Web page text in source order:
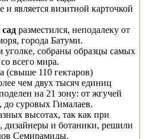
и является визитной карточкой
разместился, неподалеку от
города Батуми.
собраны образцы самых
всего мира.
(свыше 110 гектаров)
чем двух тысяч единиц
на 21 зону: от жгучей
суровых Гималаев.
высотах, так как при
дизайнеры и ботаники, решили
Семирамиды.